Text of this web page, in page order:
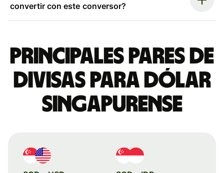
convertir con este conversor?
Principales pares de
divisas para dólar
singapurense